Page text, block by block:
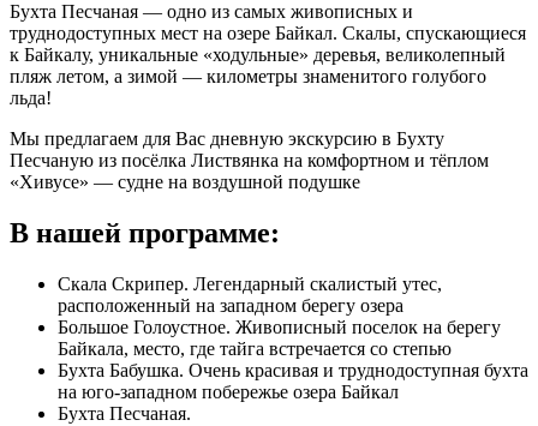
Бухта Песчаная — одно из самых живописных и
труднодоступных мест на озере Байкал. Скалы, спускающиеся
к Байкалу, уникальные «ходульные» деревья, великолепный
пляж летом, а зимой — километры знаменитого голубого
льда!
Мы предлагаем для Вас дневную экскурсию в Бухту
Песчаную из посёлка Листвянка на комфортном и тёплом
«Хивусе» — судне на воздушной подушке
В нашей программе:
Скала Скрипер. Легендарный скалистый утес,
расположенный на западном берегу озера
Большое Голоустное. Живописный поселок на берегу
Байкала, место, где тайга встречается со степью
Бухта Бабушка. Очень красивая и труднодоступная бухта
на юго-западном побережье озера Байкал
Бухта Песчаная.